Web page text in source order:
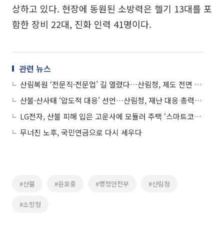
상하고 있다. 현장에 동원된 소방력은 헬기 13대를 포
함한 장비 22대, 진화 인력 41명이다.
관련 뉴스
산림복원 ‘전문직·전문업’ 길 열렸다…산림청, 제도 전면 정비
산불·산사태 ‘압도적 대응’ 선언…산림청, 재난 대응 총력전 돌입
LG전자, 산불 피해 입은 고운사에 모듈러 주택 ‘스마트코티지’ 기증
무너진 노후, 국민연금으로 다시 세우다
#산불 #윤호중 #행정안전부 #산림청
#소방청